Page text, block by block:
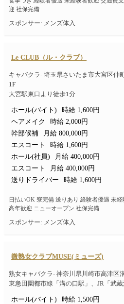
迎 社保完備
スポンサー: メンズ体入
Le CLUB（ル・クラブ）
キャバクラ- 埼玉県さいたま市大宮区仲
1F
大宮駅東口より徒歩1分
ホール(バイト)
時給 1,600円
ヘアメイク
時給 2,000円
幹部候補
月給 800,000円
エスコート
時給 1,600円
ホール(社員)
月給 400,000円
エスコート
月給 400,000円
送りドライバー
時給 1,600円
日払いOK 寮完備 送りあり 経験者優遇 未
高年歓迎 ニューオープン 社保完備
スポンサー: メンズ体入
微熟女クラブMUSE(ミューズ)
熟女キャバクラ- 神奈川県川崎市高津
東急田園都市線「溝の口駅」、JR「武
ホール(バイト) 時給 1,500円